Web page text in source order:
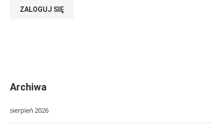
ZALOGUJ SIĘ
Archiwa
sierpień 2026